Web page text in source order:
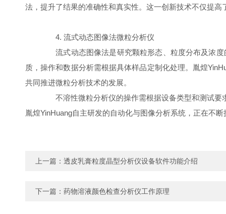
法，提升了结果的准确性和真实性。这一创新技术不仅提
4. 流式动态图像法微粒分析仪
流式动态图像法是研究颗粒形态、粒度分布及浓度
质，操作和数据分析需根据具体样品定制化处理。胤煌
共同推进微粒分析技术的发展。
不溶性微粒分析仪的操作需根据设备类型和测试要
胤煌YinHuang自主研发的自动化与图像分析系统，正在不
上一篇： 透皮乳膏粒度晶型分析仪设备软件功能介绍
下一篇： 药物溶液颜色检查分析仪工作原理